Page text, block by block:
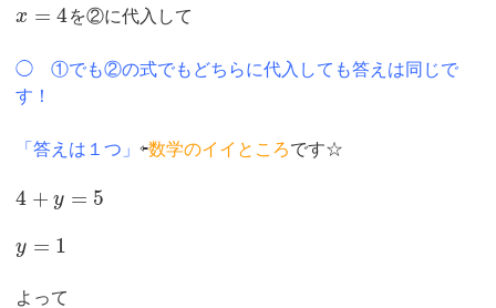
x = 4を②に代入して
◯ ①でも②の式でもどちらに代入しても答えは同じで
す！
「答えは１つ」⇦数学のイイところです☆
4 + y = 5
y = 1
よって